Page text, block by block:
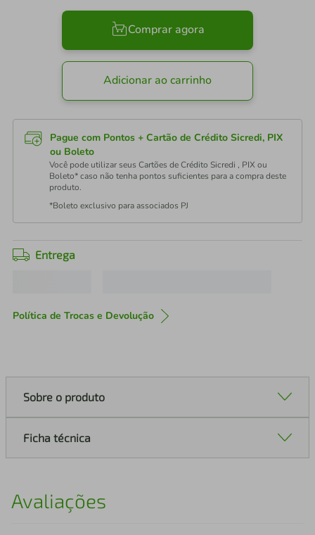
Comprar agora
Adicionar ao carrinho
Pague com Pontos + Cartão de Crédito Sicredi, PIX
ou Boleto
Você pode utilizar seus Cartões de Crédito Sicredi , PIX ou
Boleto* caso não tenha pontos suficientes para a compra deste
produto.
*Boleto exclusivo para associados PJ
Entrega
Política de Trocas e Devolução
Sobre o produto
Ficha técnica
Avaliações